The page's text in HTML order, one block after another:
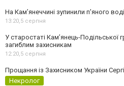
На Камʼянеччині зупинили п'яного
13:20,5 серпня
У старостаті Кам’янець-Подільської
загиблим захисникам
12:20,5 серпня
Прощання із Захисником України
Некролог